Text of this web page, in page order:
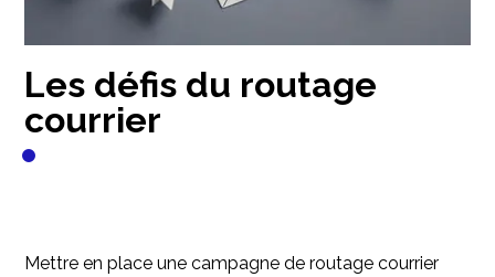
Les défis du routage
courrier
Mettre en place une campagne de routage courrier